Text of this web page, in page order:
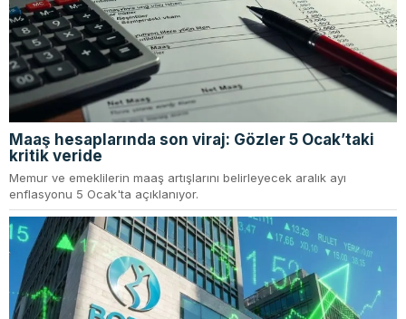
Maaş hesaplarında son viraj: Gözler 5 Ocak’taki
kritik veride
Memur ve emeklilerin maaş artışlarını belirleyecek aralık ayı
enflasyonu 5 Ocak'ta açıklanıyor.